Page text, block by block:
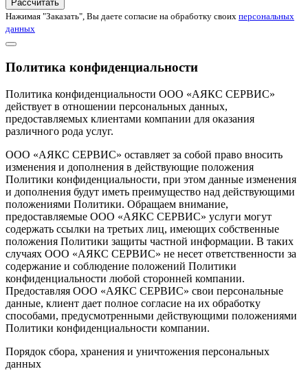
Рассчитать
Нажимая "Заказать", Вы даете согласие на обработку своих персональных
данных
Политика конфиденциальности
Политика конфиденциальности ООО «АЯКС СЕРВИС»
действует в отношении персональных данных,
предоставляемых клиентами компании для оказания
различного рода услуг.
ООО «АЯКС СЕРВИС» оставляет за собой право вносить
изменения и дополнения в действующие положения
Политики конфиденциальности, при этом данные изменения
и дополнения будут иметь преимущество над действующими
положениями Политики. Обращаем внимание,
предоставляемые ООО «АЯКС СЕРВИС» услуги могут
содержать ссылки на третьих лиц, имеющих собственные
положения Политики защиты частной информации. В таких
случаях ООО «АЯКС СЕРВИС» не несет ответственности за
содержание и соблюдение положений Политики
конфиденциальности любой сторонней компании.
Предоставляя ООО «АЯКС СЕРВИС» свои персональные
данные, клиент дает полное согласие на их обработку
способами, предусмотренными действующими положениями
Политики конфиденциальности компании.
Порядок сбора, хранения и уничтожения персональных
данных